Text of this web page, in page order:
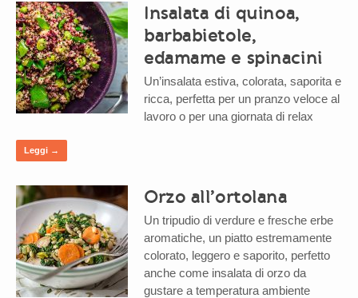
Insalata di quinoa,
barbabietole,
edamame e spinacini
Un’insalata estiva, colorata, saporita e
ricca, perfetta per un pranzo veloce al
lavoro o per una giornata di relax
Leggi →
Orzo all’ortolana
Un tripudio di verdure e fresche erbe
aromatiche, un piatto estremamente
colorato, leggero e saporito, perfetto
anche come insalata di orzo da
gustare a temperatura ambiente